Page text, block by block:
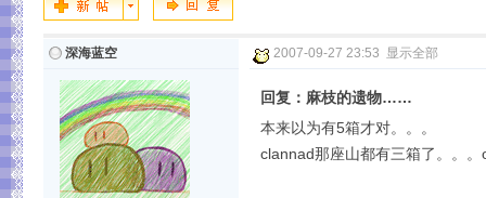
深海蓝空 2007-09-27 23:53 显示全部
回复：麻枝的遗物……
本来以为有5箱才对。。。
clannad那座山都有三箱了。。。